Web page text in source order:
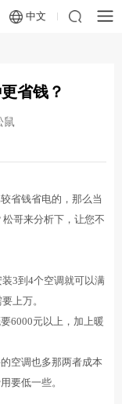
中文
省钱？
鼠
省钱省电的，那么当
哥来分析下，让您不
3到4个空调就可以满
上万。
6000元以上，加上暖
空调也多那两者成本
要低一些。